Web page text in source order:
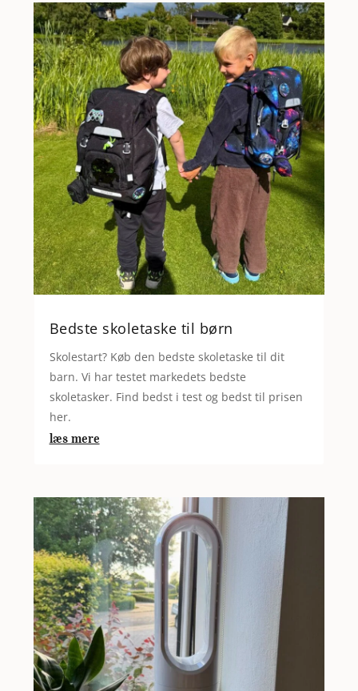
Bedste skoletaske til børn
Skolestart? Køb den bedste skoletaske til dit
barn. Vi har testet markedets bedste
skoletasker. Find bedst i test og bedst til prisen
her.
læs mere